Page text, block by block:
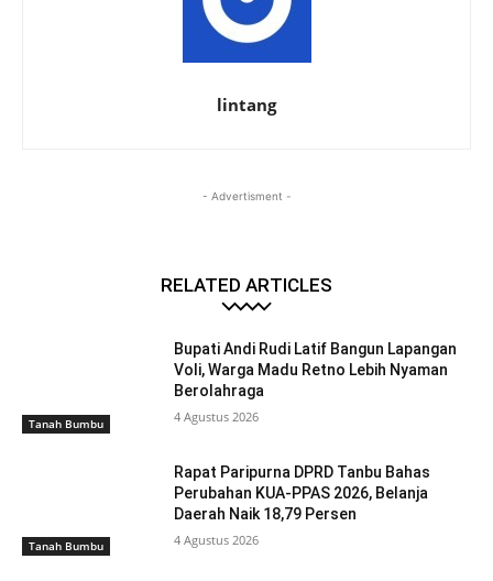
lintang
- Advertisment -
RELATED ARTICLES
Tanah Bumbu
Bupati Andi Rudi Latif Bangun Lapangan
Voli, Warga Madu Retno Lebih Nyaman
Berolahraga
4 Agustus 2026
Tanah Bumbu
Rapat Paripurna DPRD Tanbu Bahas
Perubahan KUA-PPAS 2026, Belanja
Daerah Naik 18,79 Persen
4 Agustus 2026